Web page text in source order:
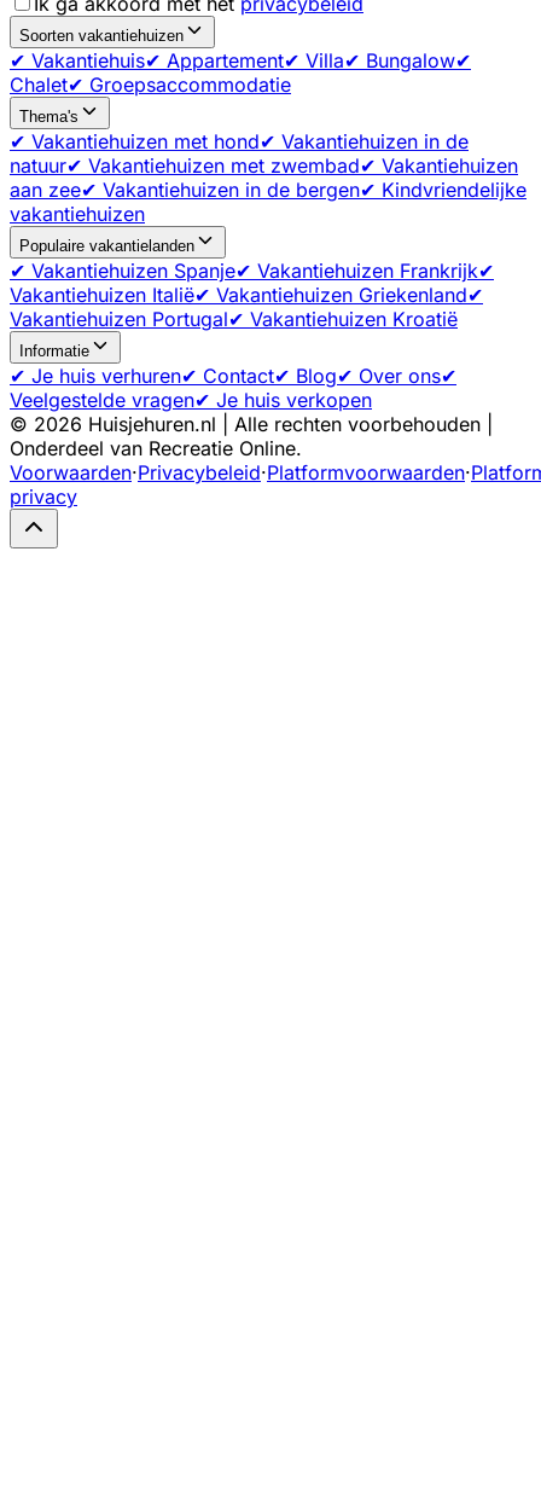
Soorten vakantiehuizen
✔ Vakantiehuis✔ Appartement✔ Villa✔ Bungalow✔
Chalet✔ Groepsaccommodatie
Thema's
✔ Vakantiehuizen met hond✔ Vakantiehuizen in de
natuur✔ Vakantiehuizen met zwembad✔ Vakantiehuizen
aan zee✔ Vakantiehuizen in de bergen✔ Kindvriendelijke
vakantiehuizen
Populaire vakantielanden
✔ Vakantiehuizen Spanje✔ Vakantiehuizen Frankrijk✔
Vakantiehuizen Italië✔ Vakantiehuizen Griekenland✔
Vakantiehuizen Portugal✔ Vakantiehuizen Kroatië
Informatie
✔ Je huis verhuren✔ Contact✔ Blog✔ Over ons✔
Veelgestelde vragen✔ Je huis verkopen
© 2026 Huisjehuren.nl | Alle rechten voorbehouden |
Onderdeel van Recreatie Online.
Voorwaarden·Privacybeleid·Platformvoorwaarden·
privacy